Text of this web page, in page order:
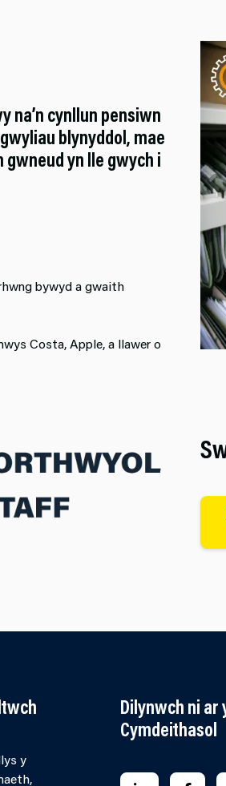
na’n cynllun pensiwn
blynyddol, mae
gwneud yn lle gwych i
bywyd a gwaith
Costa, Apple, a llawer o
y
Dilynwch ni ar
Cymdeithasol